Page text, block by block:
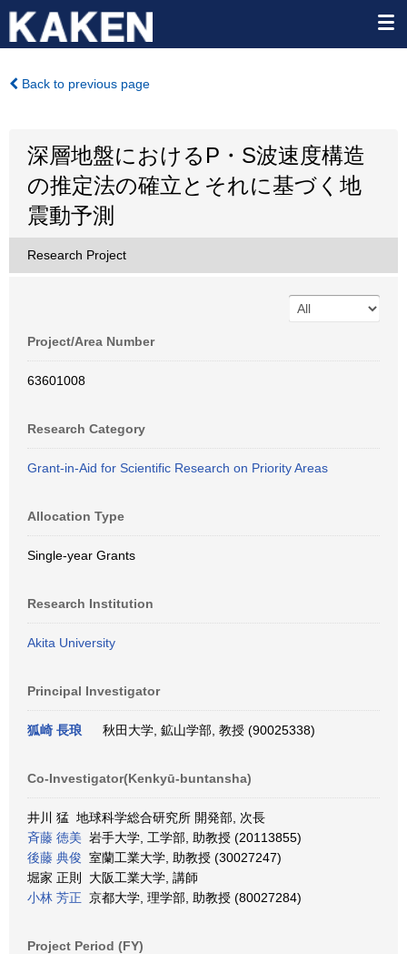
Back to previous page
深層地盤におけるP・S波速度構造
の推定法の確立とそれに基づく地
震動予測
Research Project
Project/Area Number
63601008
Research Category
Grant-in-Aid for Scientific Research on Priority Areas
Allocation Type
Single-year Grants
Research Institution
Akita University
Principal Investigator
狐崎 長琅 秋田大学, 鉱山学部, 教授 (90025338)
Co-Investigator(Kenkyū-buntansha)
井川 猛 地球科学総合研究所 開発部, 次長
斉藤 徳美 岩手大学, 工学部, 助教授 (20113855)
後藤 典俊 室蘭工業大学, 助教授 (30027247)
堀家 正則 大阪工業大学, 講師
小林 芳正 京都大学, 理学部, 助教授 (80027284)
Project Period (FY)